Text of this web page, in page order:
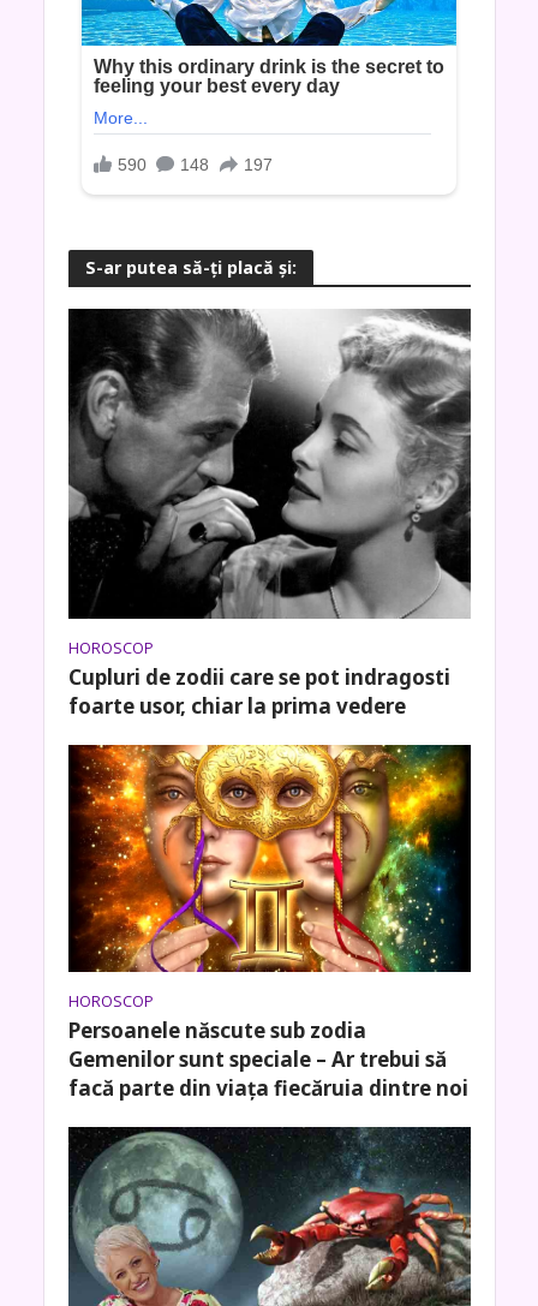
S-ar putea să-ţi placă şi:
HOROSCOP
Cupluri de zodii care se pot indragosti
foarte usor, chiar la prima vedere
HOROSCOP
Persoanele născute sub zodia
Gemenilor sunt speciale – Ar trebui să
facă parte din viața fiecăruia dintre noi